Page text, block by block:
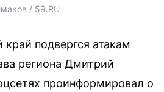
/ 59.RU
подвергся атакам
региона Дмитрий
проинформировал о